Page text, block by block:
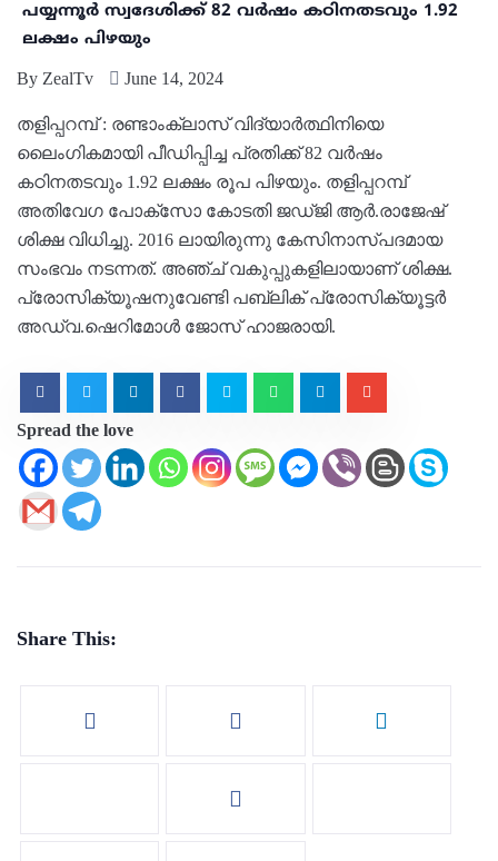
പയ്യന്നൂര്‍ സ്വദേശിക്ക് 82 വര്‍ഷം കഠിനതടവും 1.92
ലക്ഷം പിഴയും
By ZealTv June 14, 2024
തളിപ്പറമ്പ് : രണ്ടാംക്ലാസ് വിദ്യാര്‍ത്ഥിനിയെ
ലൈംഗികമായി പീഡിപ്പിച്ച പ്രതിക്ക് 82 വര്‍ഷം
കഠിനതടവും 1.92 ലക്ഷം രൂപ പിഴയും. തളിപ്പറമ്പ്
അതിവേഗ പോക്‌സോ കോടതി ജഡ്ജി ആര്‍.രാജേഷ്
ശിക്ഷ വിധിച്ചു. 2016 ലായിരുന്നു കേസിനാസ്പദമായ
സംഭവം നടന്നത്. അഞ്ച് വകുപ്പുകളിലായാണ് ശിക്ഷ.
പ്രോസിക്യൂഷനുവേണ്ടി പബ്ലിക് പ്രോസിക്യൂട്ടര്‍
അഡ്വ.ഷെറിമോള്‍ ജോസ് ഹാജരായി.
Spread the love
Share This: